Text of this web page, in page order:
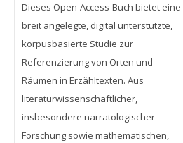
Dieses Open-Access-Buch bietet eine
breit angelegte, digital unterstützte,
korpusbasierte Studie zur
Referenzierung von Orten und
Räumen in Erzähltexten. Aus
literaturwissenschaftlicher,
insbesondere narratologischer
Forschung sowie mathematischen,